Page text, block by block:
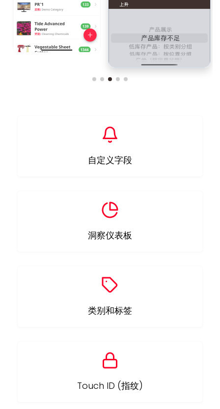
自定义字段
洞察仪表板
类别和标签
Touch ID (指纹)